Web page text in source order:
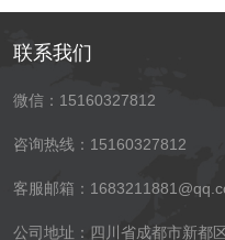
发”等。 检查
认： 形成一套
住： 经营范围
进行增、减、
效、稳妥的做
择。 它提供的
会商业文明的
道且风险极低
持。 规模以上
产业定位匹配
优势。 主动对
动联系目标园
比例。对于非
二以上）通过
政策： 约定是
成本极低： 只
服务： 通常还
任： 地址真实
供的地址是真
与章程的“坑”
程中明确股权
等。 后果：
方可经营）。
纲领”，务必在
移出。 企业信
护良好信用的
制衡，才能保
对外代表公司
与诉讼等。 责
单。 清偿债务
所有债务后，
编制清算报告
监管局）申请
界定： 指企业
创造性运用科
的具有明确目
联系我们
微信：15160327812
咨询热线：15160327812
客服邮箱：
公司地址：四川省成都市新都